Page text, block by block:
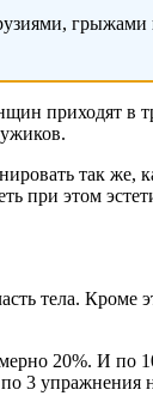
грыжами
приходят в
так
при этом
тела.
20%. И по
3 упражнения